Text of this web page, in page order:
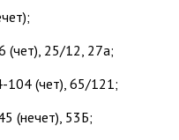
(чет), 25/12, 27а;
104 (чет), 65/121;
(нечет), 53Б;